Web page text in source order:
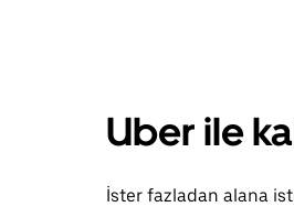
Uber ile
İster fazladan alana